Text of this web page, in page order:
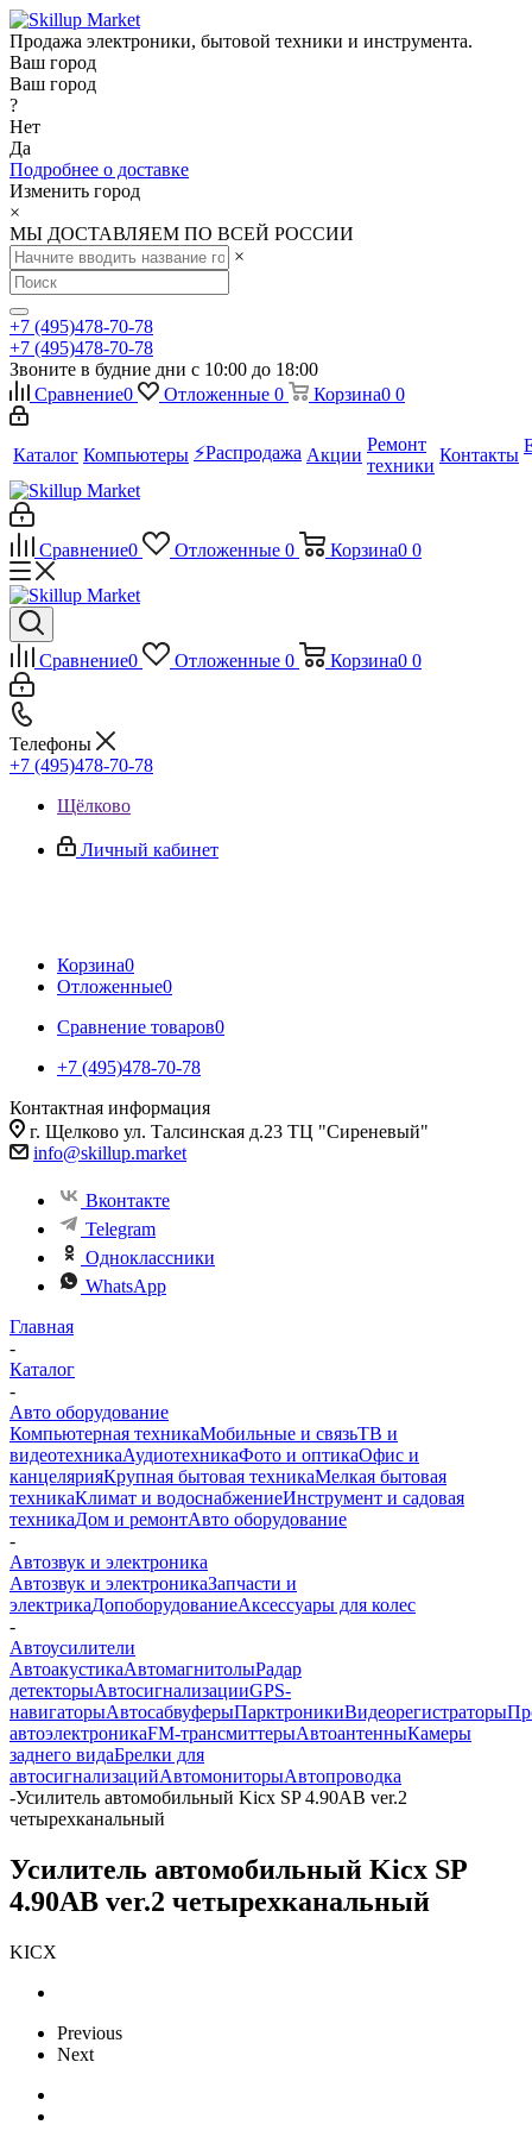
Продажа электроники, бытовой техники и инструмента.
Ваш город
Ваш город
?
Нет
Да
Подробнее о доставке
Изменить город
×
МЫ ДОСТАВЛЯЕМ ПО ВСЕЙ РОССИИ
×
+7 (495)478-70-78
+7 (495)478-70-78
Звоните в будние дни с 10:00 до 18:00
Сравнение0 Отложенные 0 Корзина0 0
Каталог Компьютеры ⚡️Распродажа Акции
Ремонт
техники
Контакты
Сравнение0 Отложенные 0 Корзина0 0
Сравнение0 Отложенные 0 Корзина0 0
Телефоны
+7 (495)478-70-78
Щёлково
Личный кабинет
Корзина0
Отложенные0
Сравнение товаров0
+7 (495)478-70-78
Контактная информация
г. Щелково ул. Талсинская д.23 ТЦ "Сиреневый"
info@skillup.market
Вконтакте
Telegram
Одноклассники
WhatsApp
Главная
-
Каталог
-
Авто оборудование
Компьютерная техникаМобильные и связьТВ и
видеотехникаАудиотехникаФото и оптикаОфис и
канцелярияКрупная бытовая техникаМелкая бытовая
техникаКлимат и водоснабжениеИнструмент и садовая
техникаДом и ремонтАвто оборудование
-
Автозвук и электроника
Автозвук и электроникаЗапчасти и
электрикаДопоборудованиеАксессуары для колес
-
Автоусилители
АвтоакустикаАвтомагнитолыРадар
детекторыАвтосигнализацииGPS-
навигаторыАвтосабвуферыПарктроникиВидеорегистраторы
автоэлектроникаFM-трансмиттерыАвтоантенныКамеры
заднего видаБрелки для
автосигнализацийАвтомониторыАвтопроводка
-Усилитель автомобильный Kicx SP 4.90AB ver.2
четырехканальный
Усилитель автомобильный Kicx SP
4.90AB ver.2 четырехканальный
KICX
Previous
Next